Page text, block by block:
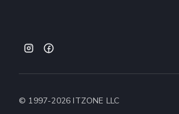
© 1997-2026 ITZONE LLC